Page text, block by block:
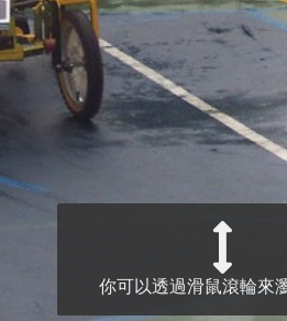
你可以透過滑鼠滾輪來